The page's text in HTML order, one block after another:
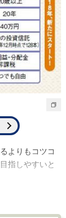
よりもコツコ
指しやすいと